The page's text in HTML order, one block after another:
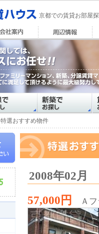
京都での賃貸お部屋
選おすすめ物件
2008年02月
57,000円
Ａ